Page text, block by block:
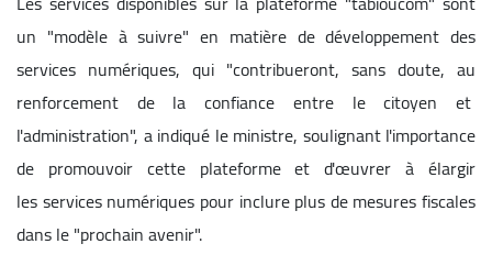
un "modèle à suivre" en matière de développement des
services numériques, qui "contribueront, sans doute, au
renforcement de la confiance entre le citoyen et
l'administration", a indiqué le ministre, soulignant l'importance
de promouvoir cette plateforme et d'œuvrer à élargir
les services numériques pour inclure plus de mesures fiscales
dans le "prochain avenir".